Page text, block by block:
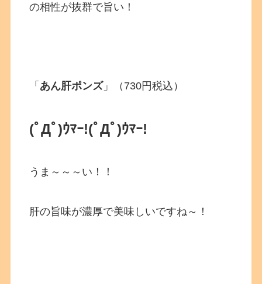
の相性が抜群で旨い！
「 あん肝ポンズ」（730円税込）
(ﾟДﾟ)ｳﾏｰ!(ﾟДﾟ)ｳﾏｰ!
うま～～～い！！
肝の旨味が濃厚で美味しいですね～！